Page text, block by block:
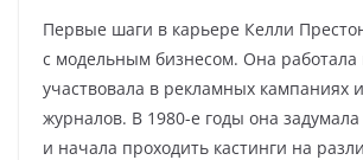
Первые шаги в карьере Келли
с модельным бизнесом. Она
участвовала в рекламных кампаниях
журналов. В 1980-е годы она задумала
и начала проходить кастинги на